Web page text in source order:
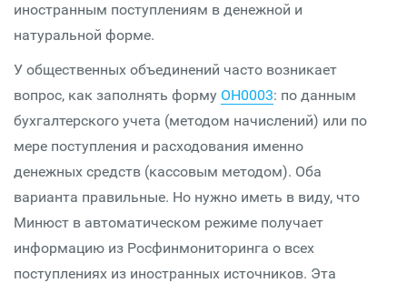
иностранным поступлениям в денежной и
натуральной форме.
У общественных объединений часто возникает
вопрос, как заполнять форму ОН0003: по данным
бухгалтерского учета (методом начислений) или по
мере поступления и расходования именно
денежных средств (кассовым методом). Оба
варианта правильные. Но нужно иметь в виду, что
Минюст в автоматическом режиме получает
информацию из Росфинмониторинга о всех
поступлениях из иностранных источников. Эта